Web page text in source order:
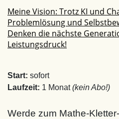
Meine Vision: Trotz KI und
Problemlösung und
Denken die nächste
Leistungsdruck!
Start: sofort
Laufzeit: 1 Monat(kein Abo!)
Werde zum Mathe-